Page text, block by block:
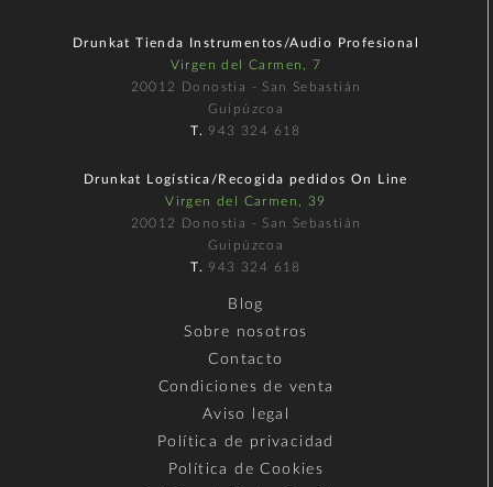
Drunkat Tienda Instrumentos/Audio Profesional
Virgen del Carmen, 7
20012 Donostia - San Sebastián
Guipúzcoa
T. 943 324 618
Drunkat Logística/Recogida pedidos On Line
Virgen del Carmen, 39
20012 Donostia - San Sebastián
Guipúzcoa
T. 943 324 618
Blog
Sobre nosotros
Contacto
Condiciones de venta
Aviso legal
Política de privacidad
Política de Cookies